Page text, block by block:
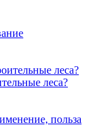
леса?